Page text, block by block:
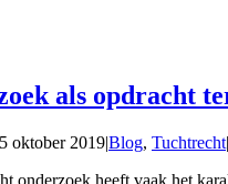
als opdracht
oktober 2019|Blog, Tuchtrecht|
onderzoek heeft vaak het